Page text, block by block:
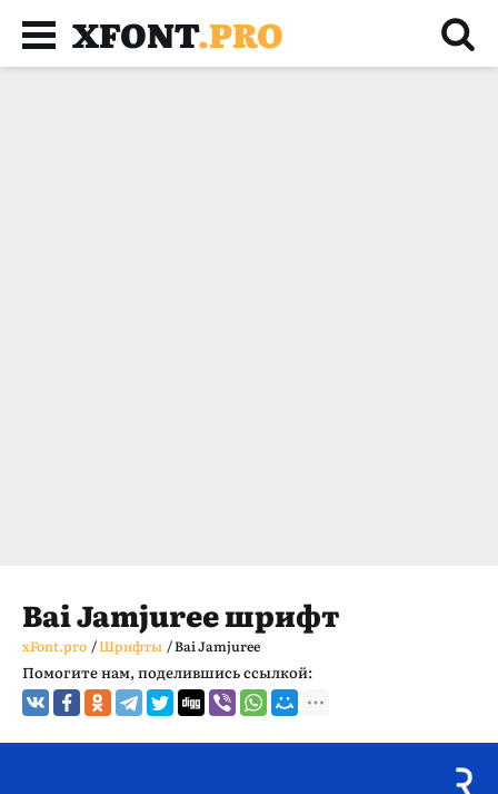
XFONT.PRO
Bai Jamjuree шрифт
xFont.pro /Шрифты /Bai Jamjuree
Помогите нам, поделившись ссылкой: